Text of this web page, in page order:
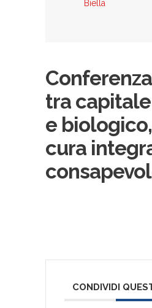
Biella
Conferenza
tra
e
cura
CONDIVIDI